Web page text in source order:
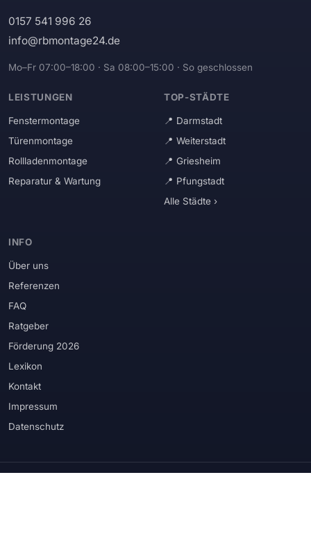
0157 541 996 26
info@rbmontage24.de
Mo–Fr 07:00–18:00 · Sa 08:00–15:00 · So geschlossen
LEISTUNGEN
Fenstermontage
Türenmontage
Rollladenmontage
Reparatur & Wartung
TOP-STÄDTE
Darmstadt
Weiterstadt
Griesheim
Pfungstadt
Alle Städte ›
INFO
Über uns
Referenzen
FAQ
Ratgeber
Förderung 2026
Lexikon
Kontakt
Impressum
Datenschutz